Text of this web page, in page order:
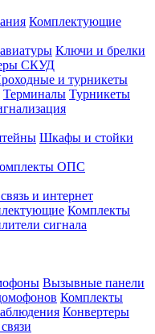
Комплектующие
Ключи и брелки
СКУД
и турникеты
Терминалы Турникеты
Шкафы и стойки
ОПС
и интернет
Комплекты
сигнала
Вызывные панели
Комплекты
Конвертеры